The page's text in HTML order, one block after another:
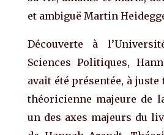
et ambiguë Martin
Découverte à
Sciences Politiques,
avait été présentée, à
théoricienne majeure de
un des axes majeurs du